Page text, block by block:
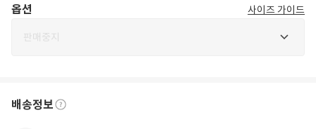
옵션 사이즈 가이드
판매중지
배송정보